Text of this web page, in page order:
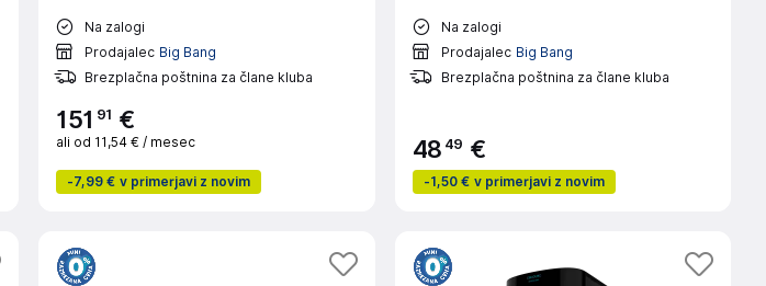
Na zalogi
Prodajalec Big Bang
Brezplačna poštnina za člane kluba
151 91 €
ali od 11,54 € / mesec
-7,99 € v primerjavi z novim
Na zalogi
Prodajalec Big Bang
Brezplačna poštnina za člane kluba
48 49 €
-1,50 € v primerjavi z novim